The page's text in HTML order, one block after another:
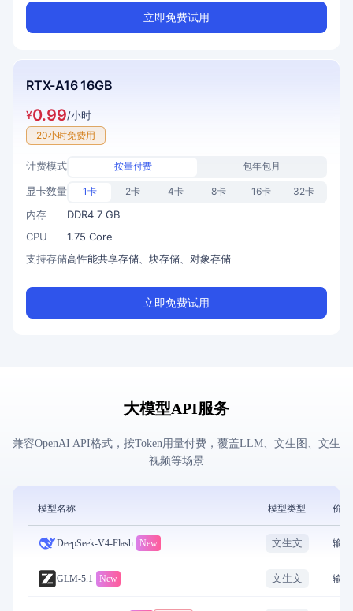
立即免费试用
RTX-A16 16GB
¥0.99/小时
20小时免费用
计费模式 按量付费 包年包月
显卡数量 1卡 2卡 4卡 8卡 16卡 32卡
内存
DDR4 7 GB
CPU
1.75 Core
支持存储高性能共享存储、块存储、对象存储
立即免费试用
大模型API服务
兼容OpenAI API格式，按Token用量付费，覆盖LLM、文生图、文生
视频等场景
模型名称 模型类型 价格
DeepSeek-V4-Flash New 文生文 输
GLM-5.1 New 文生文 输